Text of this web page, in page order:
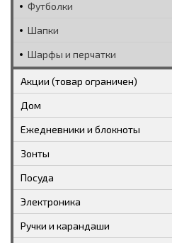
Футболки
Шапки
Шарфы и перчатки
Акции (товар ограничен)
Дом
Ежедневники и блокноты
Зонты
Посуда
Электроника
Ручки и карандаши